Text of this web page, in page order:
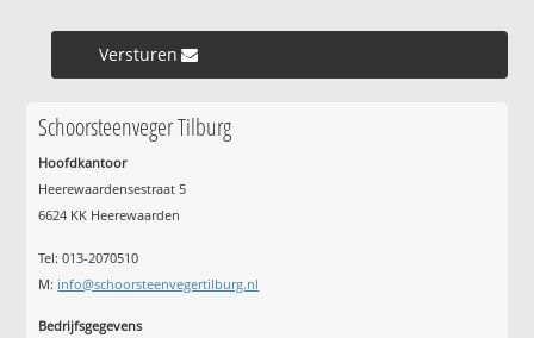
Versturen »
Schoorsteenveger Tilburg
Hoofdkantoor
Heerewaardensestraat 5
6624 KK Heerewaarden
Tel: 013-2070510
M: info@schoorsteenvegertilburg.nl
Bedrijfsgegevens